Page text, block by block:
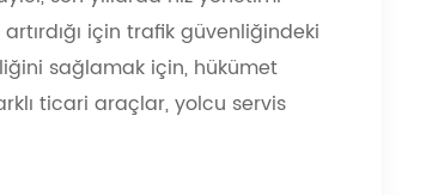
için trafik güvenliğindeki
sağlamak için, hükümet
ticari araçlar, yolcu servis